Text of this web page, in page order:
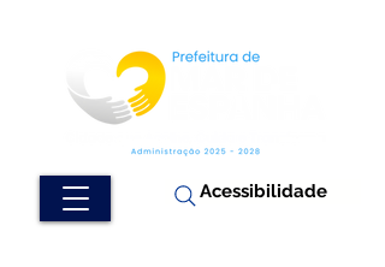
Acessibilidade